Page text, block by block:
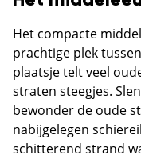
Het compacte
prachtige plek
plaatsje telt veel
straten steegjes.
bewonder de oude
nabijgelegen
schitterend strand